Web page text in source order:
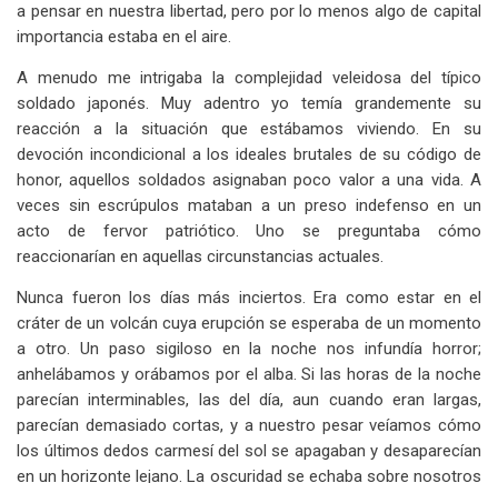
a pensar en nuestra libertad, pero por lo menos algo de capital
importancia estaba en el aire.
A menudo me intrigaba la complejidad veleidosa del típico
soldado japonés. Muy adentro yo temía grandemente su
reacción a la situación que estábamos viviendo. En su
devoción incondicional a los ideales brutales de su código de
honor, aquellos soldados asignaban poco valor a una vida. A
veces sin escrúpulos mataban a un preso indefenso en un
acto de fervor patriótico. Uno se preguntaba cómo
reaccionarían en aquellas circunstancias actuales.
Nunca fueron los días más inciertos. Era como estar en el
cráter de un volcán cuya erupción se esperaba de un momento
a otro. Un paso sigiloso en la noche nos infundía horror;
anhelábamos y orábamos por el alba. Si las horas de la noche
parecían interminables, las del día, aun cuando eran largas,
parecían demasiado cortas, y a nuestro pesar veíamos cómo
los últimos dedos carmesí del sol se apagaban y desaparecían
en un horizonte lejano. La oscuridad se echaba sobre nosotros